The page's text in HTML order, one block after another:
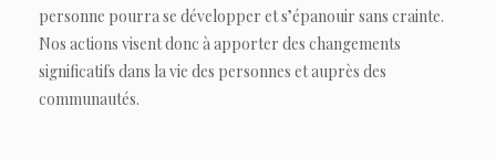
personne pourra se développer et s’épanouir sans crainte.
Nos actions visent donc à apporter des changements
significatifs dans la vie des personnes et auprès des
communautés.